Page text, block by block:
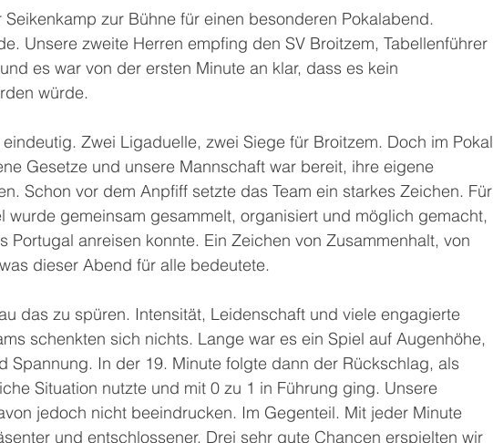
zur Bühne für einen besonderen Pokalabend.
Unsere zweite Herren empfing den SV Broitzem, Tabellenführer
es war von der ersten Minute an klar, dass es kein
würde.
Zwei Ligaduelle, zwei Siege für Broitzem. Doch im Pokal
Gesetze und unsere Mannschaft war bereit, ihre eigene
Schon vor dem Anpfiff setzte das Team ein starkes Zeichen. Für
wurde gemeinsam gesammelt, organisiert und möglich gemacht,
Portugal anreisen konnte. Ein Zeichen von Zusammenhalt, von
dieser Abend für alle bedeutete.
das zu spüren. Intensität, Leidenschaft und viele engagierte
schenkten sich nichts. Lange war es ein Spiel auf Augenhöhe,
Spannung. In der 19. Minute folgte dann der Rückschlag, als
Situation nutzte und mit 0 zu 1 in Führung ging. Unsere
jedoch nicht beeindrucken. Im Gegenteil. Mit jeder Minute
und entschlossener. Drei sehr gute Chancen erspielten wir